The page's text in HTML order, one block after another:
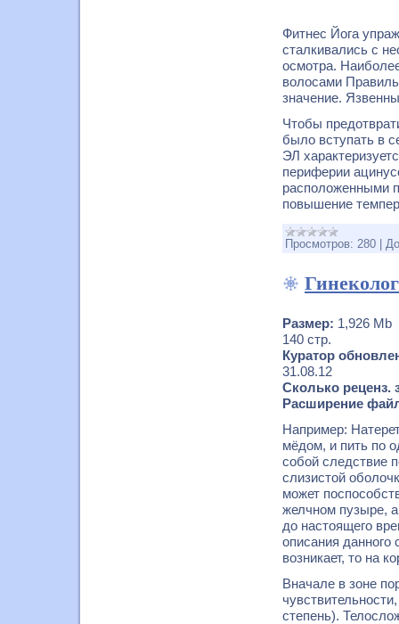
Фитнес Йога
сталкивались с
осмотра.
волосами
значение.
Чтобы
было вступать в
ЭЛ
периферии
расположенными
повышение
Просмотров: 280
Размер: 1,926 Mb
140 стр.
Куратор
31.08.12
Сколько реценз.
Расширение
Например:
мёдом, и пить по
собой следствие
слизистой
может
желчном пузыре,
до настоящего
описания
возникает, то на
Вначале в зоне
степень).